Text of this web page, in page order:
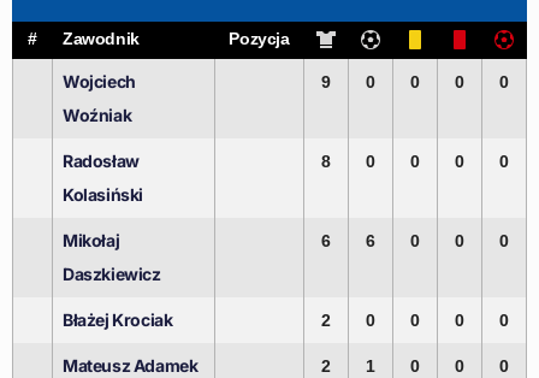
# Zawodnik Pozycja
Wojciech
Woźniak
9 0 0 0 0
Radosław
Kolasiński
8 0 0 0 0
Mikołaj
Daszkiewicz
6 6 0 0 0
Błażej Krociak 2 0 0 0 0
Mateusz Adamek 2 1 0 0 0